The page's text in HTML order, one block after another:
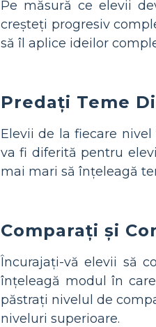
Pe măsură ce elevii
creșteți progresiv
să îl aplice ideilor
Predați Teme
Elevii de la fiecare
va fi diferită pentru
mai mari să înțeleagă
Comparați și
Încurajați-vă elevii să
înțeleagă modul în
păstrați nivelul de
niveluri superioare.